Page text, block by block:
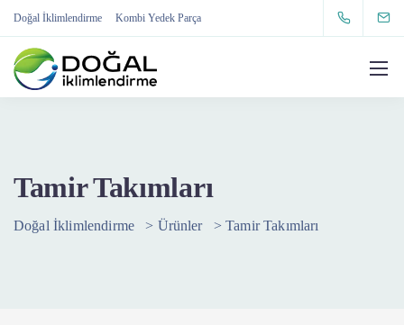
Doğal İklimlendirme Kombi Yedek Parça
Tamir Takımları
Doğal İklimlendirme > Ürünler >Tamir Takımları